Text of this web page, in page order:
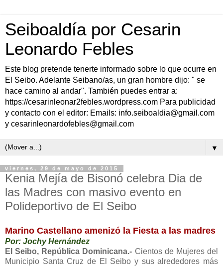
Seiboaldía por Cesarin
Leonardo Febles
Este blog pretende tenerte informado sobre lo que ocurre en
El Seibo. Adelante Seibano/as, un gran hombre dijo: " se
hace camino al andar". También puedes entrar a:
https://cesarinleonar2febles.wordpress.com Para publicidad
y contacto con el editor: Emails: info.seiboaldia@gmail.com
y cesarinleonardofebles@gmail.com
▼
viernes, 29 de mayo de 2015
Kenia Mejía de Bisonó celebra Dia de
las Madres con masivo evento en
Polideportivo de El Seibo
Marino Castellano amenizó la Fiesta a las madres
Por: Jochy Hernández
El Seibo, República Dominicana.- Cientos de Mujeres del
Municipio Santa Cruz de El Seibo y sus alrededores más